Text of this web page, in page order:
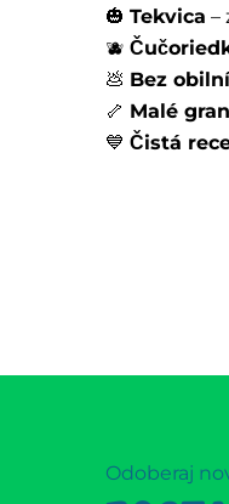
🎃 Tekvica –
🫐
💩 Bez
🦴 Malé
💙 Čistá
Odoberaj